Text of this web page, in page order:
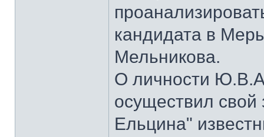
кандидата в
Мельникова.
О личности
осуществил
Ельцина"